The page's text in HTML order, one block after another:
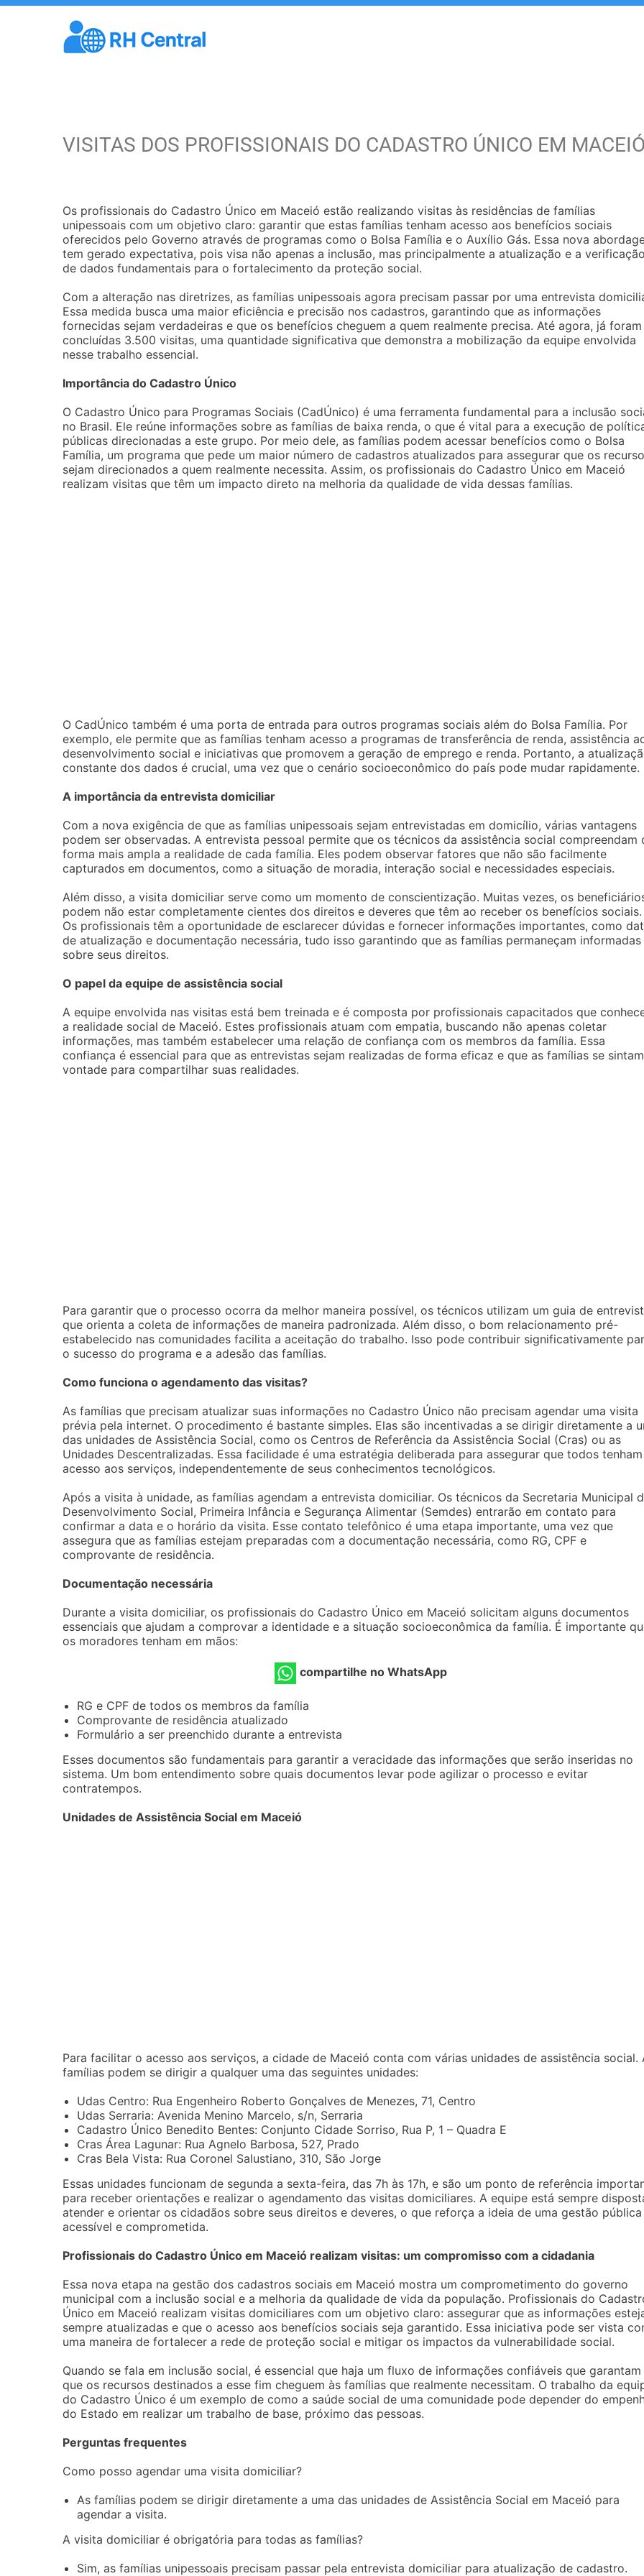
VISITAS DOS PROFISSIONAIS DO CADASTRO ÚNICO EM
Os profissionais do Cadastro Único em Maceió estão realizando visitas às residências de famílias
unipessoais com um objetivo claro: garantir que estas famílias tenham acesso aos benefícios sociais
oferecidos pelo Governo através de programas como o Bolsa Família e o Auxílio Gás. Essa nova
tem gerado expectativa, pois visa não apenas a inclusão, mas principalmente a atualização e a
de dados fundamentais para o fortalecimento da proteção social.
Com a alteração nas diretrizes, as famílias unipessoais agora precisam passar por uma entrevista
Essa medida busca uma maior eficiência e precisão nos cadastros, garantindo que as informações
fornecidas sejam verdadeiras e que os benefícios cheguem a quem realmente precisa. Até agora, já foram
concluídas 3.500 visitas, uma quantidade significativa que demonstra a mobilização da equipe envolvida
nesse trabalho essencial.
Importância do Cadastro Único
O Cadastro Único para Programas Sociais (CadÚnico) é uma ferramenta fundamental para a inclusão
no Brasil. Ele reúne informações sobre as famílias de baixa renda, o que é vital para a execução de
públicas direcionadas a este grupo. Por meio dele, as famílias podem acessar benefícios como o Bolsa
Família, um programa que pede um maior número de cadastros atualizados para assegurar que os
sejam direcionados a quem realmente necessita. Assim, os profissionais do Cadastro Único em Maceió
realizam visitas que têm um impacto direto na melhoria da qualidade de vida dessas famílias.
O CadÚnico também é uma porta de entrada para outros programas sociais além do Bolsa Família. Por
exemplo, ele permite que as famílias tenham acesso a programas de transferência de renda, assistência
desenvolvimento social e iniciativas que promovem a geração de emprego e renda. Portanto, a
constante dos dados é crucial, uma vez que o cenário socioeconômico do país pode mudar rapidamente.
A importância da entrevista domiciliar
Com a nova exigência de que as famílias unipessoais sejam entrevistadas em domicílio, várias vantagens
podem ser observadas. A entrevista pessoal permite que os técnicos da assistência social compreendam
forma mais ampla a realidade de cada família. Eles podem observar fatores que não são facilmente
capturados em documentos, como a situação de moradia, interação social e necessidades especiais.
Além disso, a visita domiciliar serve como um momento de conscientização. Muitas vezes, os
podem não estar completamente cientes dos direitos e deveres que têm ao receber os benefícios sociais.
Os profissionais têm a oportunidade de esclarecer dúvidas e fornecer informações importantes, como
de atualização e documentação necessária, tudo isso garantindo que as famílias permaneçam informadas
sobre seus direitos.
O papel da equipe de assistência social
A equipe envolvida nas visitas está bem treinada e é composta por profissionais capacitados que
a realidade social de Maceió. Estes profissionais atuam com empatia, buscando não apenas coletar
informações, mas também estabelecer uma relação de confiança com os membros da família. Essa
confiança é essencial para que as entrevistas sejam realizadas de forma eficaz e que as famílias se
vontade para compartilhar suas realidades.
Para garantir que o processo ocorra da melhor maneira possível, os técnicos utilizam um guia de
que orienta a coleta de informações de maneira padronizada. Além disso, o bom relacionamento pré-
estabelecido nas comunidades facilita a aceitação do trabalho. Isso pode contribuir significativamente
o sucesso do programa e a adesão das famílias.
Como funciona o agendamento das visitas?
As famílias que precisam atualizar suas informações no Cadastro Único não precisam agendar uma visita
prévia pela internet. O procedimento é bastante simples. Elas são incentivadas a se dirigir diretamente a
das unidades de Assistência Social, como os Centros de Referência da Assistência Social (Cras) ou as
Unidades Descentralizadas. Essa facilidade é uma estratégia deliberada para assegurar que todos tenham
acesso aos serviços, independentemente de seus conhecimentos tecnológicos.
Após a visita à unidade, as famílias agendam a entrevista domiciliar. Os técnicos da Secretaria Municipal
Desenvolvimento Social, Primeira Infância e Segurança Alimentar (Semdes) entrarão em contato para
confirmar a data e o horário da visita. Esse contato telefônico é uma etapa importante, uma vez que
assegura que as famílias estejam preparadas com a documentação necessária, como RG, CPF e
comprovante de residência.
Documentação necessária
Durante a visita domiciliar, os profissionais do Cadastro Único em Maceió solicitam alguns documentos
essenciais que ajudam a comprovar a identidade e a situação socioeconômica da família. É importante
os moradores tenham em mãos:
compartilhe no WhatsApp
RG e CPF de todos os membros da família
Comprovante de residência atualizado
Formulário a ser preenchido durante a entrevista
Esses documentos são fundamentais para garantir a veracidade das informações que serão inseridas no
sistema. Um bom entendimento sobre quais documentos levar pode agilizar o processo e evitar
contratempos.
Unidades de Assistência Social em Maceió
Para facilitar o acesso aos serviços, a cidade de Maceió conta com várias unidades de assistência social.
famílias podem se dirigir a qualquer uma das seguintes unidades:
Udas Centro: Rua Engenheiro Roberto Gonçalves de Menezes, 71, Centro
Udas Serraria: Avenida Menino Marcelo, s/n, Serraria
Cadastro Único Benedito Bentes: Conjunto Cidade Sorriso, Rua P, 1 – Quadra E
Cras Área Lagunar: Rua Agnelo Barbosa, 527, Prado
Cras Bela Vista: Rua Coronel Salustiano, 310, São Jorge
Essas unidades funcionam de segunda a sexta-feira, das 7h às 17h, e são um ponto de referência
para receber orientações e realizar o agendamento das visitas domiciliares. A equipe está sempre
atender e orientar os cidadãos sobre seus direitos e deveres, o que reforça a ideia de uma gestão pública
acessível e comprometida.
Profissionais do Cadastro Único em Maceió realizam visitas: um compromisso com a cidadania
Essa nova etapa na gestão dos cadastros sociais em Maceió mostra um comprometimento do governo
municipal com a inclusão social e a melhoria da qualidade de vida da população. Profissionais do
Único em Maceió realizam visitas domiciliares com um objetivo claro: assegurar que as informações
sempre atualizadas e que o acesso aos benefícios sociais seja garantido. Essa iniciativa pode ser vista
uma maneira de fortalecer a rede de proteção social e mitigar os impactos da vulnerabilidade social.
Quando se fala em inclusão social, é essencial que haja um fluxo de informações confiáveis que garantam
que os recursos destinados a esse fim cheguem às famílias que realmente necessitam. O trabalho da
do Cadastro Único é um exemplo de como a saúde social de uma comunidade pode depender do
do Estado em realizar um trabalho de base, próximo das pessoas.
Perguntas frequentes
Como posso agendar uma visita domiciliar?
As famílias podem se dirigir diretamente a uma das unidades de Assistência Social em Maceió para
agendar a visita.
A visita domiciliar é obrigatória para todas as famílias?
Sim, as famílias unipessoais precisam passar pela entrevista domiciliar para atualização de cadastro.